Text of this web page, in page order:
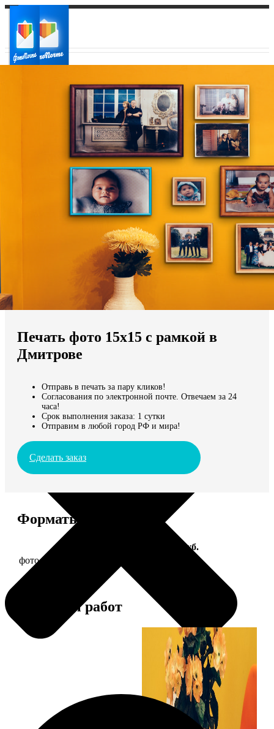
Ваш регион доставки
Выберите из списка:
Мы доставляем по всему миру
Продолжить без города
Печать фото 15х15 с рамкой в
Дмитрове
Отправь в печать за пару кликов!
Согласования по электронной почте. Отвечаем за 24
часа!
Срок выполнения заказа: 1 сутки
Отправим в любой город РФ и мира!
Сделать заказ
Форматы и цены
Цена, руб.
фото 15х15 в деревянной рамке
Примеры работ